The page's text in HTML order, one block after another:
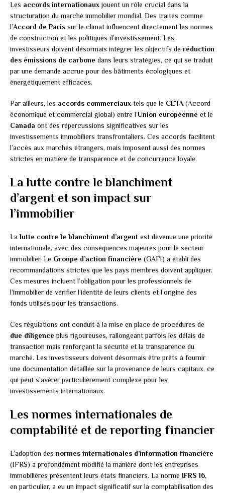
Les accords internationaux jouent un rôle crucial dans la
structuration du marché immobilier mondial. Des traités comme
l’Accord de Paris sur le climat influencent directement les normes
de construction et les politiques d’investissement. Les
investisseurs doivent désormais intégrer les objectifs de réduction
des émissions de carbone dans leurs stratégies, ce qui se traduit
par une demande accrue pour des bâtiments écologiques et
énergétiquement efficaces.
Par ailleurs, les accords commerciaux tels que le CETA(Accord
économique et commercial global) entre l’Union européenne et le
Canada ont des répercussions significatives sur les
investissements immobiliers transfrontaliers. Ces accords facilitent
l’accès aux marchés étrangers, mais imposent aussi des normes
strictes en matière de transparence et de concurrence loyale.
La lutte contre le blanchiment
d’argent et son impact sur
l’immobilier
La lutte contre le blanchiment d’argent est devenue une priorité
internationale, avec des conséquences majeures pour le secteur
immobilier. Le Groupe d’action financière (GAFI) a établi des
recommandations strictes que les pays membres doivent appliquer.
Ces mesures incluent l’obligation pour les professionnels de
l’immobilier de vérifier l’identité de leurs clients et l’origine des
fonds utilisés pour les transactions.
Ces régulations ont conduit à la mise en place de procédures de
due diligence plus rigoureuses, rallongeant parfois les délais de
transaction mais renforçant la sécurité et la transparence du
marché. Les investisseurs doivent désormais être prêts à fournir
une documentation détaillée sur la provenance de leurs capitaux, ce
qui peut s’avérer particulièrement complexe pour les
investissements internationaux.
Les normes internationales de
comptabilité et de reporting financier
L’adoption des normes internationales d’information financière
(IFRS) a profondément modifié la manière dont les entreprises
immobilières présentent leurs états financiers. La norme IFRS 16,
en particulier, a eu un impact significatif sur la comptabilisation des